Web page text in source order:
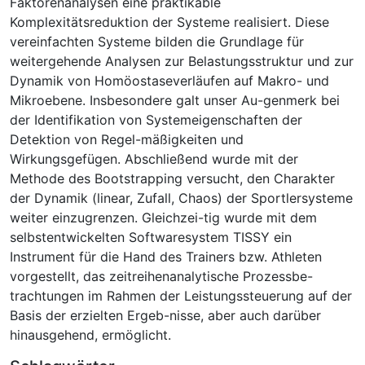
Komplexitätsreduktion der Systeme realisiert. Diese
vereinfachten Systeme bilden die Grundlage für
weitergehende Analysen zur Belastungsstruktur und zur
Dynamik von Homöostaseverläufen auf Makro- und
Mikroebene. Insbesondere galt unser Au-genmerk bei
der Identifikation von Systemeigenschaften der
Detektion von Regel-mäßigkeiten und
Wirkungsgefügen. Abschließend wurde mit der
Methode des Bootstrapping versucht, den Charakter
der Dynamik (linear, Zufall, Chaos) der Sportlersysteme
weiter einzugrenzen. Gleichzei-tig wurde mit dem
selbstentwickelten Softwaresystem TISSY ein
Instrument für die Hand des Trainers bzw. Athleten
vorgestellt, das zeitreihenanalytische Prozessbe-
trachtungen im Rahmen der Leistungssteuerung auf der
Basis der erzielten Ergeb-nisse, aber auch darüber
hinausgehend, ermöglicht.